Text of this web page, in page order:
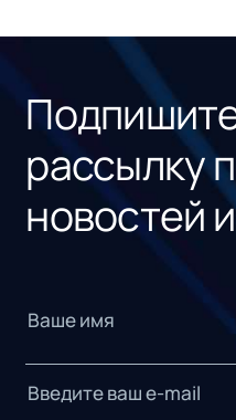
рассылку
новостей